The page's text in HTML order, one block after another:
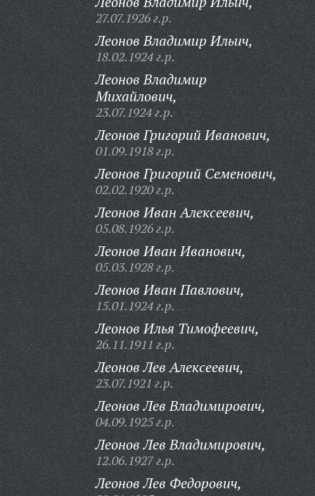
27.07.1926 г.р.
Леонов Владимир Ильич,
18.02.1924 г.р.
Леонов Владимир
Михайлович,
23.07.1924 г.р.
Леонов Григорий Иванович,
01.09.1918 г.р.
Леонов Григорий Семенович,
02.02.1920 г.р.
Леонов Иван Алексеевич,
05.08.1926 г.р.
Леонов Иван Иванович,
05.03.1928 г.р.
Леонов Иван Павлович,
15.01.1924 г.р.
Леонов Илья Тимофеевич,
26.11.1911 г.р.
Леонов Лев Алексеевич,
23.07.1921 г.р.
Леонов Лев Владимирович,
04.09.1925 г.р.
Леонов Лев Владимирович,
12.06.1927 г.р.
Леонов Лев Федорович,